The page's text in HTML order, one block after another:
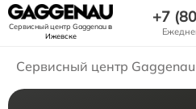
Сервисный центр Gaggenauв
Ижевске
+7
Сервисный центр Gaggenau